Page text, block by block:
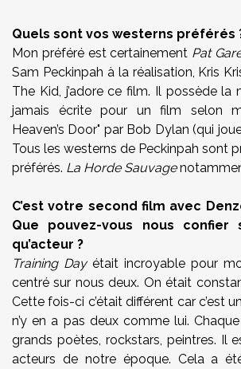
Quels sont vos westerns préférés
Mon préféré est certainement Pat
Sam Peckinpah à la réalisation, Kris
The Kid, j’adore ce film. Il possède la
jamais écrite pour un film selon
Heaven’s Door" par Bob Dylan (qui
Tous les westerns de Peckinpah sont
préférés. La Horde Sauvage
C’est votre second film avec
Que pouvez-vous nous
qu’acteur ?
Training Dayétait incroyable pour
centré sur nous deux. On était
Cette fois-ci c’était différent car c’est
n’y en a pas deux comme lui.
grands poètes, rockstars, peintres. Il
acteurs de notre époque. Cela a